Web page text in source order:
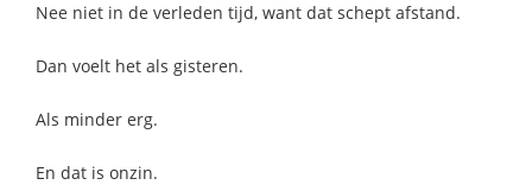
Nee niet in de verleden tijd, want dat schept afstand.
Dan voelt het als gisteren.
Als minder erg.
En dat is onzin.